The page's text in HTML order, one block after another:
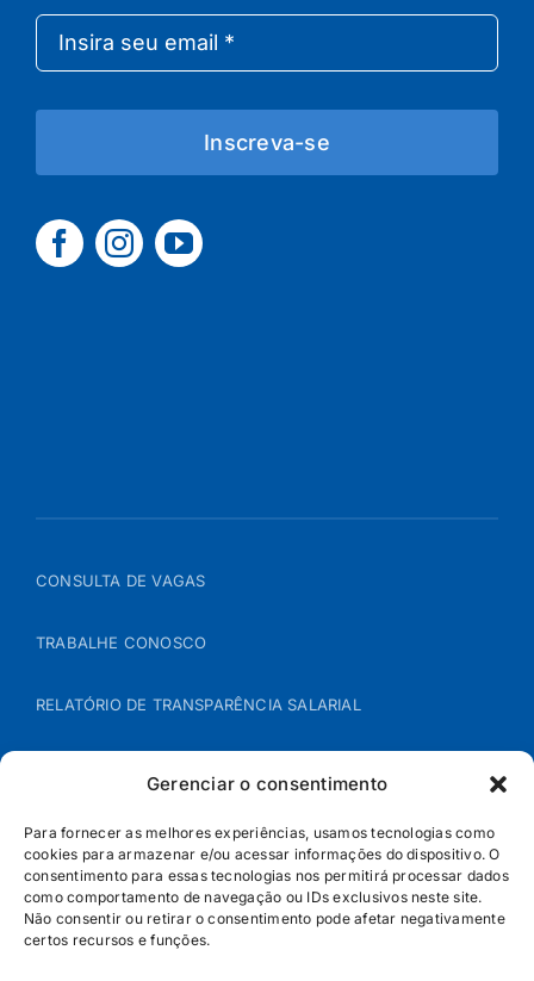
Gerenciar o consentimento
Para fornecer as melhores experiências, usamos tecnologias como
cookies para armazenar e/ou acessar informações do dispositivo. O
consentimento para essas tecnologias nos permitirá processar dados
como comportamento de navegação ou IDs exclusivos neste site.
Não consentir ou retirar o consentimento pode afetar negativamente
certos recursos e funções.
Inscreva-se
CONSULTA DE VAGAS
TRABALHE CONOSCO
RELATÓRIO DE TRANSPARÊNCIA SALARIAL
POLÍTICA DE COOKIES
POLÍTICA DE PRIVACIDADE